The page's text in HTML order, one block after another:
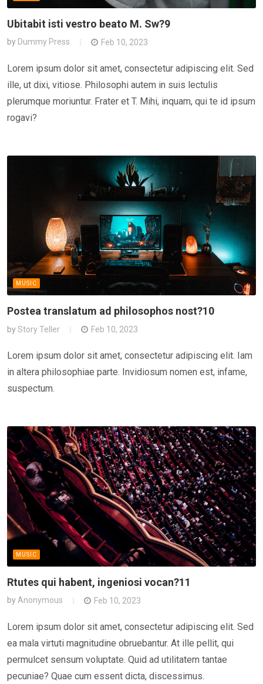
Ubitabit isti vestro beato M. Sw?9
by Dummy Press Feb 10, 2023
Lorem ipsum dolor sit amet, consectetur adipiscing elit. Sed
ille, ut dixi, vitiose. Philosophi autem in suis lectulis
plerumque moriuntur. Frater et T. Mihi, inquam, qui te id ipsum
rogavi?
MUSIC
Postea translatum ad philosophos nost?10
byStory Teller Feb 10, 2023
Lorem ipsum dolor sit amet, consectetur adipiscing elit. Iam
in altera philosophiae parte. Invidiosum nomen est, infame,
suspectum.
MUSIC
Rtutes qui habent, ingeniosi vocan?11
by Anonymous Feb 10, 2023
Lorem ipsum dolor sit amet, consectetur adipiscing elit. Sed
ea mala virtuti magnitudine obruebantur. At ille pellit, qui
permulcet sensum voluptate. Quid ad utilitatem tantae
pecuniae? Quae cum essent dicta, discessimus.